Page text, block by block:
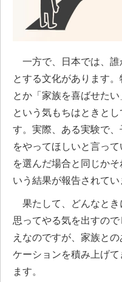
一方で、日本では、誰
とする文化があります
とか「家族を喜ばせた
という気もちはときと
す。実際、ある実験で
をやってほしいと言っ
を選んだ場合と同じか
いう結果が報告されてい
果たして、どんなとき
思ってやる気を出すの
えなのですが、家族と
ケーションを積み上げ
ます。